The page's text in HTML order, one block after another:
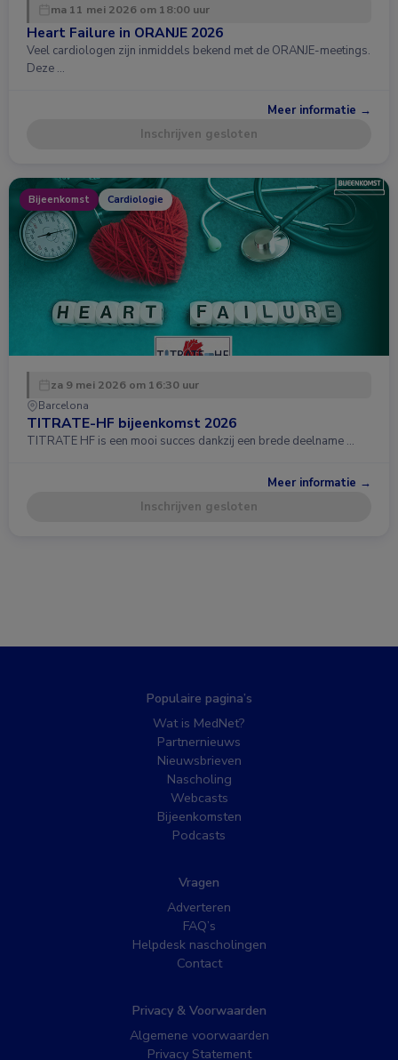
ma 11 mei 2026 om 18:00 uur
Heart Failure in ORANJE 2026
Veel cardiologen zijn inmiddels bekend met de ORANJE-meetings.
Deze …
Meer informatie →
Inschrijven gesloten
Bijeenkomst Cardiologie
za 9 mei 2026 om 16:30 uur
Barcelona
TITRATE-HF bijeenkomst 2026
TITRATE HF is een mooi succes dankzij een brede deelname …
Meer informatie →
Inschrijven gesloten
Populaire pagina’s
Wat is MedNet?
Partnernieuws
Nieuwsbrieven
Nascholing
Webcasts
Bijeenkomsten
Podcasts
Vragen
Adverteren
FAQ’s
Helpdesk nascholingen
Contact
Privacy & Voorwaarden
Algemene voorwaarden
Privacy Statement